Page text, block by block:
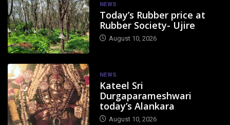
NEWS
Today’s Rubber price at
Rubber Society- Ujire
August 10, 2026
NEWS
Kateel Sri
Durgaparameshwari
today’s Alankara
August 10, 2026